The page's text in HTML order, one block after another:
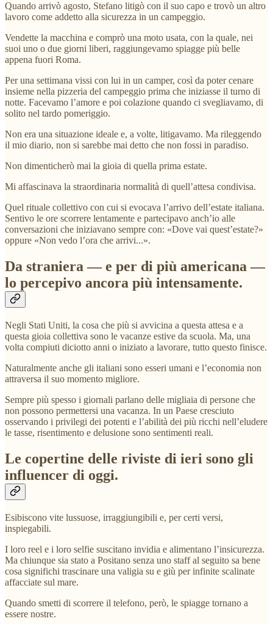
Quando arrivò agosto, Stefano litigò con il suo capo e trovò un altro
lavoro come addetto alla sicurezza in un campeggio.
Vendette la macchina e comprò una moto usata, con la quale, nei
suoi uno o due giorni liberi, raggiungevamo spiagge più belle
appena fuori Roma.
Per una settimana vissi con lui in un camper, così da poter cenare
insieme nella pizzeria del campeggio prima che iniziasse il turno di
notte. Facevamo l’amore e poi colazione quando ci svegliavamo, di
solito nel tardo pomeriggio.
Non era una situazione ideale e, a volte, litigavamo. Ma rileggendo
il mio diario, non si sarebbe mai detto che non fossi in paradiso.
Non dimenticherò mai la gioia di quella prima estate.
Mi affascinava la straordinaria normalità di quell’attesa condivisa.
Quel rituale collettivo con cui si evocava l’arrivo dell’estate italiana.
Sentivo le ore scorrere lentamente e partecipavo anch’io alle
conversazioni che iniziavano sempre con: «Dove vai quest’estate?»
oppure «Non vedo l’ora che arrivi...».
Da straniera — e per di più americana —
lo percepivo ancora più intensamente.
Negli Stati Uniti, la cosa che più si avvicina a questa attesa e a
questa gioia collettiva sono le vacanze estive da scuola. Ma, una
volta compiuti diciotto anni o iniziato a lavorare, tutto questo finisce.
Naturalmente anche gli italiani sono esseri umani e l’economia non
attraversa il suo momento migliore.
Sempre più spesso i giornali parlano delle migliaia di persone che
non possono permettersi una vacanza. In un Paese cresciuto
osservando i privilegi dei potenti e l’abilità dei più ricchi nell’eludere
le tasse, risentimento e delusione sono sentimenti reali.
Le copertine delle riviste di ieri sono gli
influencer di oggi.
Esibiscono vite lussuose, irraggiungibili e, per certi versi,
inspiegabili.
I loro reel e i loro selfie suscitano invidia e alimentano l’insicurezza.
Ma chiunque sia stato a Positano senza uno staff al seguito sa bene
cosa significhi trascinare una valigia su e giù per infinite scalinate
affacciate sul mare.
Quando smetti di scorrere il telefono, però, le spiagge tornano a
essere nostre.